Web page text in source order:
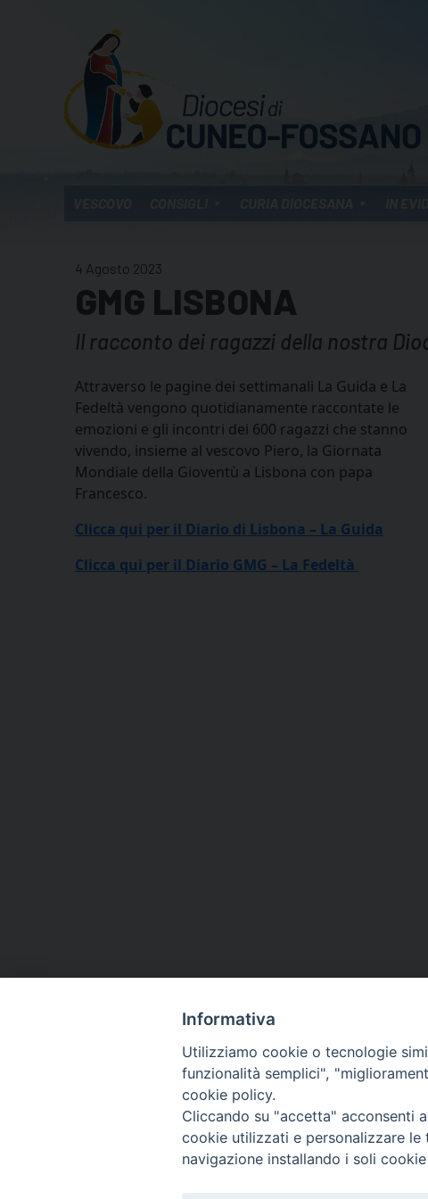
4 Agosto 2023
GMG LISBONA
Il racconto dei ragazzi della nostra
Attraverso le pagine dei settimanali La Guida e La
Fedeltà vengono quotidianamente raccontate le
emozioni e gli incontri dei 600 ragazzi che stanno
vivendo, insieme al vescovo Piero, la Giornata
Mondiale della Gioventù a Lisbona con papa
Francesco.
Clicca qui per il Diario di Lisbona – La Guida
Clicca qui per il Diario GMG – La Fedeltà
Informativa
Utilizziamo cookie o tecnologie
funzionalità semplici",
cookie policy.
Cliccando su "accetta" acconsenti
cookie utilizzati e personalizzare
navigazione installando i soli